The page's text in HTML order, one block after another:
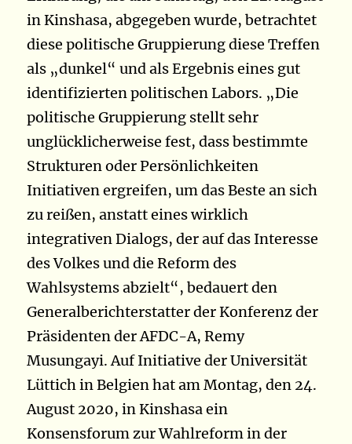
in Kinshasa, abgegeben wurde, betrachtet
diese politische Gruppierung diese Treffen
als „dunkel“ und als Ergebnis eines gut
identifizierten politischen Labors. „Die
politische Gruppierung stellt sehr
unglücklicherweise fest, dass bestimmte
Strukturen oder Persönlichkeiten
Initiativen ergreifen, um das Beste an sich
zu reißen, anstatt eines wirklich
integrativen Dialogs, der auf das Interesse
des Volkes und die Reform des
Wahlsystems abzielt“, bedauert den
Generalberichterstatter der Konferenz der
Präsidenten der AFDC-A, Remy
Musungayi. Auf Initiative der Universität
Lüttich in Belgien hat am Montag, den 24.
August 2020, in Kinshasa ein
Konsensforum zur Wahlreform in der